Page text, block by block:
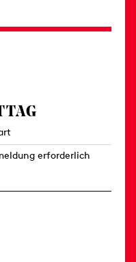
erforderlich